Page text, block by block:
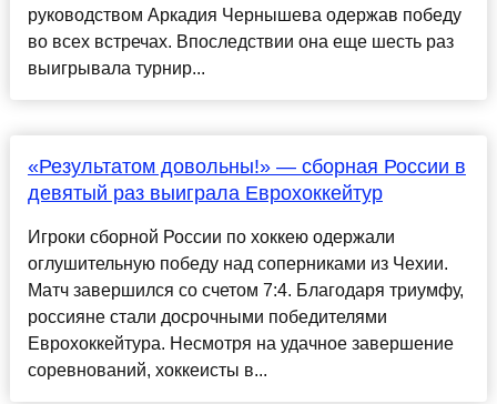
руководством Аркадия Чернышева одержав победу
во всех встречах. Впоследствии она еще шесть раз
выигрывала турнир...
«Результатом довольны!» — сборная России в
девятый раз выиграла Еврохоккейтур
Игроки сборной России по хоккею одержали
оглушительную победу над соперниками из Чехии.
Матч завершился со счетом 7:4. Благодаря триумфу,
россияне стали досрочными победителями
Еврохоккейтура. Несмотря на удачное завершение
соревнований, хоккеисты в...